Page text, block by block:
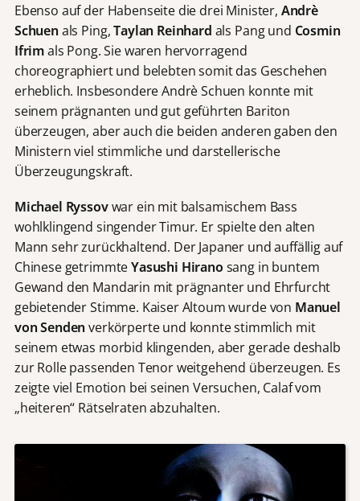
Ebenso auf der Habenseite die drei Minister, Andrè
Schuenals Ping,Taylan Reinhard als Pang und Cosmin
Ifrimals Pong. Sie waren hervorragend
choreographiert und belebten somit das Geschehen
erheblich. Insbesondere Andrè Schuen konnte mit
seinem prägnanten und gut geführten Bariton
überzeugen, aber auch die beiden anderen gaben den
Ministern viel stimmliche und darstellerische
Überzeugungskraft.
Michael Ryssovwar ein mit balsamischem Bass
wohlklingend singender Timur. Er spielte den alten
Mann sehr zurückhaltend. Der Japaner und auffällig auf
Chinese getrimmteYasushi Hirano sang in buntem
Gewand den Mandarin mit prägnanter und Ehrfurcht
gebietender Stimme. Kaiser Altoum wurde von Manuel
von Sendenverkörperte und konnte stimmlich mit
seinem etwas morbid klingenden, aber gerade deshalb
zur Rolle passenden Tenor weitgehend überzeugen. Es
zeigte viel Emotion bei seinen Versuchen, Calaf vom
„heiteren“ Rätselraten abzuhalten.